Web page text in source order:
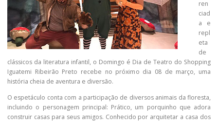
ren
ciad
a e
repl
eta
de
clássicos da literatura infantil, o Domingo é Dia de Teatro do Shopping
Iguatemi Ribeirão Preto recebe no próximo dia 08 de março, uma
história cheia de aventura e diversão.
O espetáculo conta com a participação de diversos animais da floresta,
incluindo o personagem principal: Prático, um porquinho que adora
construir casas para seus amigos. Conhecido por arquitetar a casa dos